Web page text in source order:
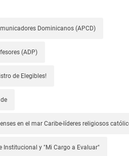
Dominicanos (APCD)
(ADP)
de Elegibles!
en el mar Caribe-líderes religiosos
Institucional y "Mi Cargo a Evaluar"